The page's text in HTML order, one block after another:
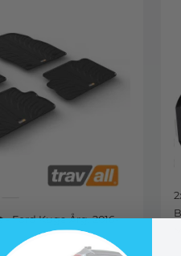
Ford Kuga Årg. 2016-